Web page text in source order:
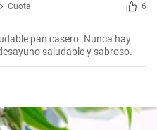
Cuota 6
pan casero. Nunca hay
saludable y sabroso.